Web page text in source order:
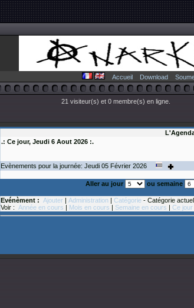
Accueil Download
21 visiteur(s) et 0 membre(s) en ligne.
.: Ce jour, Jeudi 6 Aout 2026 :.
Evènements pour la journée: Jeudi 05 Février 2026
Aller au jour ou semaine
Evénèment : Ajouter | Administration | Catégorie - Catégorie
Voir : Année en cours | Mois en cours | Semaine en cours | Ce jour